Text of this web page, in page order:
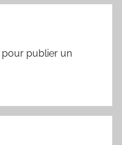
pour publier un